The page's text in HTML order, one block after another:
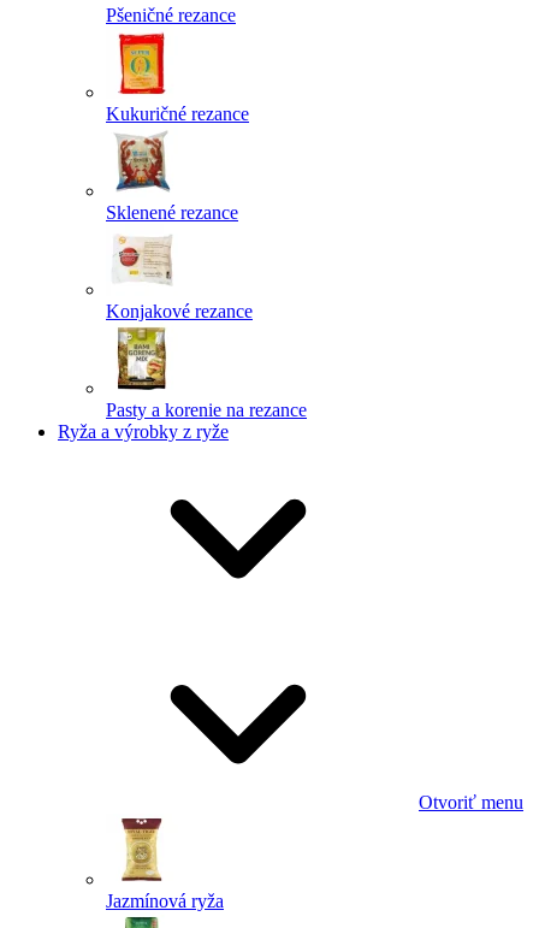
Pšeničné rezance
Kukuričné rezance
Sklenené rezance
Konjakové rezance
Pasty a korenie na rezance
Ryža a výrobky z ryže
Otvoriť menu
Jazmínová ryža